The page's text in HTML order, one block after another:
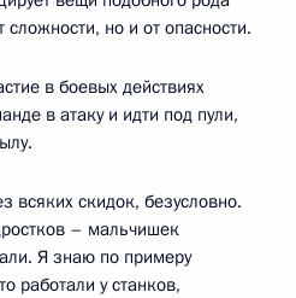
сложности, но и от опасности.
в боевых действиях
в атаку и идти под пули,
всяких скидок, безусловно.
– мальчишек
Я знаю по примеру
работали у станков,